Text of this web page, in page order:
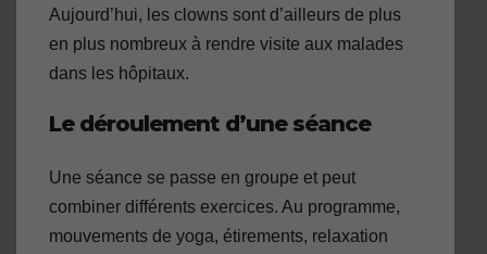
Aujourd’hui, les clowns sont d’ailleurs de plus
en plus nombreux à rendre visite aux malades
dans les hôpitaux.
Le déroulement d’une séance
Une séance se passe en groupe et peut
combiner différents exercices. Au programme,
mouvements de yoga, étirements, relaxation